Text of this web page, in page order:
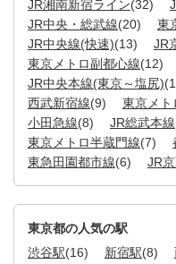
JR湘南新宿ライン(32)
JR中央・総武線(20) 東
JR中央線(快速)(13) JR
東京メトロ副都心線(12)
JR中央本線(東京～塩尻)
西武新宿線(9) 東京メト
小田急線(8) JR総武本線
東京メトロ半蔵門線(7)
東急田園都市線(6) JR
東京都の人気の駅
渋谷駅(16) 新宿駅(8)